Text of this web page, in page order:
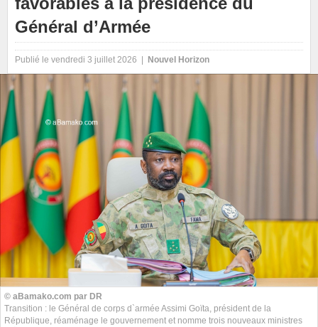
Général d’Armée
Publié le vendredi 3 juillet 2026 | Nouvel Horizon
© aBamako.com par DR
Transition : le Général de corps d`armée Assimi Goïta, président de la
République, réaménage le gouvernement et nomme trois nouveaux ministres